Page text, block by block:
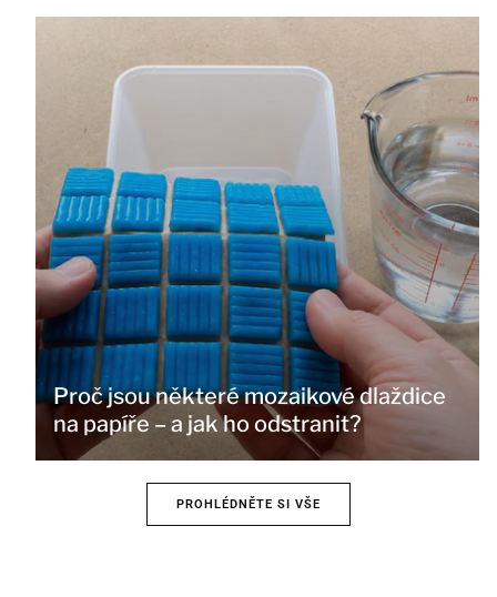
Proč jsou některé mozaikové dlaždice
na papíře – a jak ho odstranit?
PROHLÉDNĚTE SI VŠE